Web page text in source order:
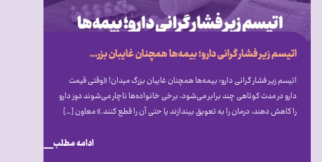
اتیسم زیر فشار گرانی دارو؛ بیمه‌ها همچنان غایبان بزرگ میدان!
اتیسم زیر فشار گرانی دارو؛ بیمه‌ها همچنان غایبان بزرگ میدان! «وقتی قیمت
دارو در مدت کوتاهی چند برابر می‌شود، برخی خانواده‌ها ناچار می‌شوند دوز دارو
را کاهش دهند، درمان را به تعویق بیندازند یا حتی آن را قطع کنند.» معاون […]
ادامه مطلب